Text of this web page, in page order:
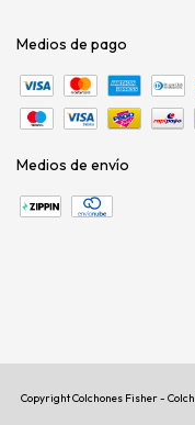
Medios de pago
Medios de envío
Copyright Colchones Fisher -